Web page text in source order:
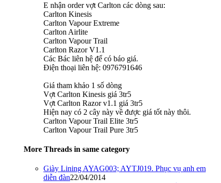
E nhận order vợt Carlton các dòng sau:
Carlton Kinesis
Carlton Vapour Extreme
Carlton Airlite
Carlton Vapour Trail
Carlton Razor V1.1
Các Bác liên hệ để có báo giá.
Điện thoại liên hệ: 0976791646
Giá tham khảo 1 số dòng
Vợt Carlton Kinesis giá 3tr5
Vợt Carlton Razor v1.1 giá 3tr5
Hiện nay có 2 cây này về được giá tốt này thôi.
Carlton Vapour Trail Elite 3tr5
Carlton Vapour Trail Pure 3tr5
More Threads in same category
Giày Lining AYAG003; AYTJ019. Phục vụ anh em
diễn đàn22/04/2014